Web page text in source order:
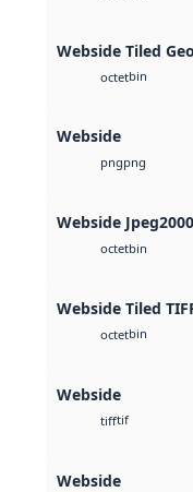
Webside Tiled
octetbin
Webside
pngpng
Webside Jpeg2000
octetbin
Webside Tiled
octetbin
Webside
tifftif
Webside